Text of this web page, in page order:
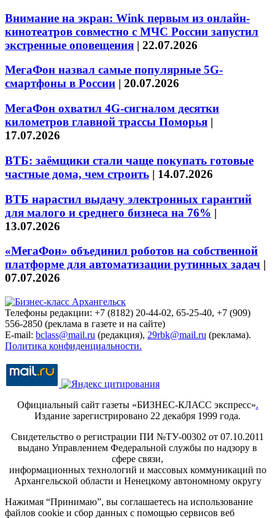
Внимание на экран: Wink первым из онлайн-
кинотеатров совместно с МЧС России запустил
экстренные оповещения | 22.07.2026
МегаФон назвал самые популярные 5G-
смартфоны в России | 20.07.2026
МегаФон охватил 4G-сигналом десятки
километров главной трассы Поморья |
17.07.2026
ВТБ: заёмщики стали чаще покупать готовые
частные дома, чем строить | 14.07.2026
ВТБ нарастил выдачу электронных гарантий
для малого и среднего бизнеса на 76% |
13.07.2026
«МегаФон» объединил роботов на собственной
платформе для автоматизации рутинных задач |
07.07.2026
Телефоны редакции: +7 (8182) 20-44-02, 65-25-40, +7 (909)
556-2850 (реклама в газете и на сайте)
E-mail: bclass@mail.ru (редакция), 29rbk@mail.ru (реклама).
Политика конфиденциальности.
Официальный сайт газеты «БИЗНЕС-КЛАСС экспресс».
Издание зарегистрировано 22 декабря 1999 года.
Свидетельство о регистрации ПИ №ТУ-00302 от 07.10.2011
выдано Управлением Федеральной службы по надзору в
сфере связи,
информационных технологий и массовых коммуникаций по
Архангельской области и Ненецкому автономному округу
Нажимая “Принимаю”, вы соглашаетесь на использование
файлов cookie и сбор данных с помощью сервисов веб